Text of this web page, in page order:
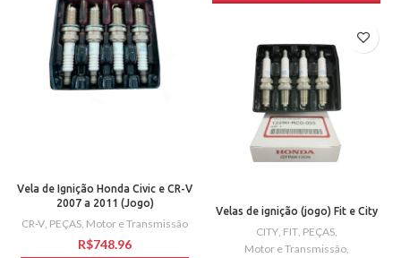
Vela de Ignição Honda Civic e CR-V
2007 a 2011 (Jogo)
CR-V, PEÇAS, Motor e Transmissão
R$
Velas de ignição (jogo) Fit e City
CITY, FIT, PEÇAS,
Motor e Transmissão,